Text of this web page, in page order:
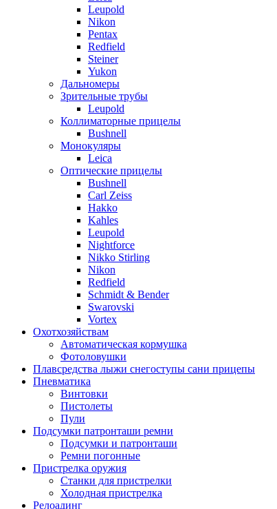
Leupold
Nikon
Pentax
Redfield
Steiner
Yukon
Дальномеры
Зрительные трубы
Leupold
Коллиматорные прицелы
Bushnell
Монокуляры
Leica
Оптические прицелы
Bushnell
Carl Zeiss
Hakko
Kahles
Leupold
Nightforce
Nikko Stirling
Nikon
Redfield
Schmidt & Bender
Swarovski
Vortex
Охотхозяйствам
Автоматическая кормушка
Фотоловушки
Плавсредства лыжи снегоступы сани прицепы
Пневматика
Винтовки
Пистолеты
Пули
Подсумки патронташи ремни
Подсумки и патронташи
Ремни погонные
Пристрелка оружия
Станки для пристрелки
Холодная пристрелка
Релоадинг